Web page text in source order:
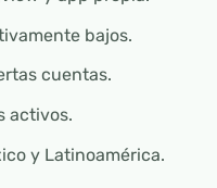
bajos.
cuentas.
activos.
y Latinoamérica.